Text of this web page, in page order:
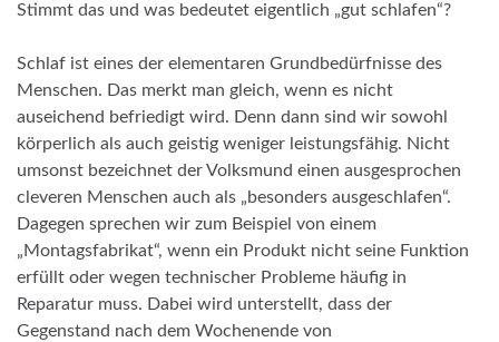
Stimmt das und was bedeutet eigentlich „gut schlafen“?
Schlaf ist eines der elementaren Grundbedürfnisse des
Menschen. Das merkt man gleich, wenn es nicht
auseichend befriedigt wird. Denn dann sind wir sowohl
körperlich als auch geistig weniger leistungsfähig. Nicht
umsonst bezeichnet der Volksmund einen ausgesprochen
cleveren Menschen auch als „besonders ausgeschlafen“.
Dagegen sprechen wir zum Beispiel von einem
„Montagsfabrikat“, wenn ein Produkt nicht seine Funktion
erfüllt oder wegen technischer Probleme häufig in
Reparatur muss. Dabei wird unterstellt, dass der
Gegenstand nach dem Wochenende von